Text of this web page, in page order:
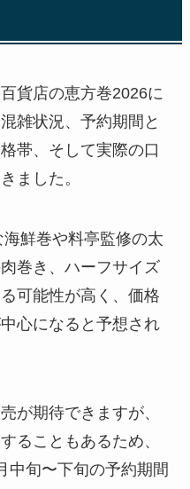
貨店の恵方巻2026に
雑状況、予約期間と
帯、そして実際の口
ました。
鮮巻や料亭監修の太
巻き、ハーフサイズ
可能性が高く、価格
心になると予想され
が期待できますが、
ることもあるため、
中旬〜下旬の予約期間